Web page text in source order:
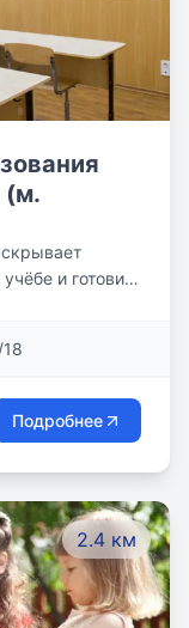
(м.
и готовит
Подробнее
2.4 км